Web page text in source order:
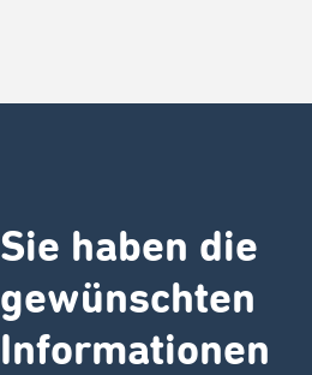
Sie haben die
gewünschten
Informationen